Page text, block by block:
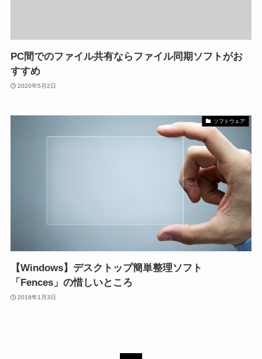
PC間でのファイル共有ならファイル同期ソフトがお
すすめ
2020年5月2日
ソフトウェア
【Windows】デスクトップ簡単整理ソフト
「Fences」の惜しいところ
2018年1月3日